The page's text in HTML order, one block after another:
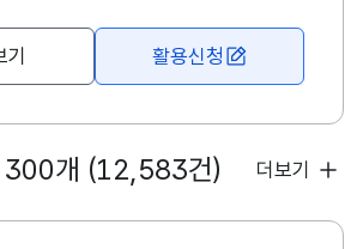
횟수, 최근6개월출주횟수,
금, 최근6개월조건상금 자료입니다.)
시행경마장구분(meet-1:서울,2:
기수), 대상명(pr_name),
를 이용하여 자료를 조회할 수
경마 시행에 따른 시행경마(권역)
기 활용신청
300개 (12,583건) 더보기